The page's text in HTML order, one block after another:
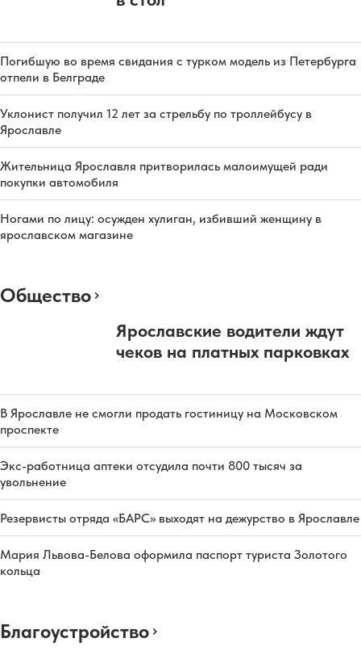
Погибшую во время свидания с турком модель из Петербурга
отпели в Белграде
Уклонист получил 12 лет за стрельбу по троллейбусу в
Ярославле
Жительница Ярославля притворилась малоимущей ради
покупки автомобиля
Ногами по лицу: осужден хулиган, избивший женщину в
ярославском магазине
Общество
Ярославские водители ждут
чеков на платных парковках
В Ярославле не смогли продать гостиницу на Московском
проспекте
Экс-работница аптеки отсудила почти 800 тысяч за
увольнение
Резервисты отряда «БАРС» выходят на дежурство в Ярославле
Мария Львова-Белова оформила паспорт туриста Золотого
кольца
Благоустройство